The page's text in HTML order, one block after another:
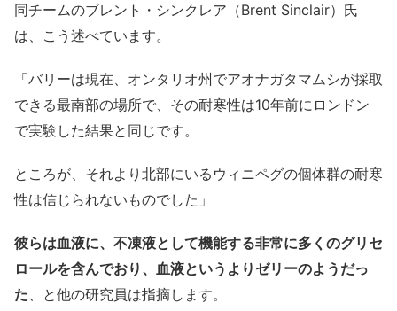
同チームのブレント・シンクレア（Brent Sinclair）氏
は、こう述べています。
「バリーは現在、オンタリオ州でアオナガタマムシが採取
できる最南部の場所で、その耐寒性は10年前にロンドン
で実験した結果と同じです。
ところが、それより北部にいるウィニペグの個体群の耐寒
性は信じられないものでした」
彼らは血液に、不凍液として機能する非常に多くのグリセ
ロールを含んでおり、血液というよりゼリーのようだっ
た、と他の研究員は指摘します。